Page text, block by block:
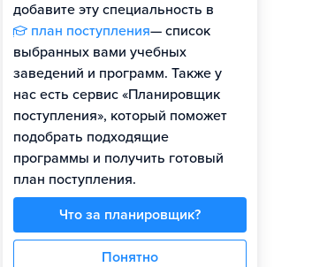
добавите эту специальность в
план поступления— список
выбранных вами учебных
заведений и программ. Также у
нас есть сервис «Планировщик
поступления», который поможет
подобрать подходящие
программы и получить готовый
план поступления.
Что за планировщик?
Понятно